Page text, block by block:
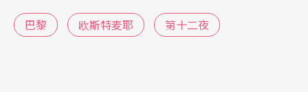
探《第十二夜》，呈现莎翁怎么透过风趣的笔触，
突显超越性别框架的欲望，如他所言：「我们活在
巴黎 欧斯特麦耶 第十二夜